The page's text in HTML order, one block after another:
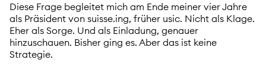
Diese Frage begleitet mich am Ende meiner vier Jahre
als Präsident von suisse.ing, früher usic. Nicht als Klage.
Eher als Sorge. Und als Einladung, genauer
hinzuschauen. Bisher ging es. Aber das ist keine
Strategie.